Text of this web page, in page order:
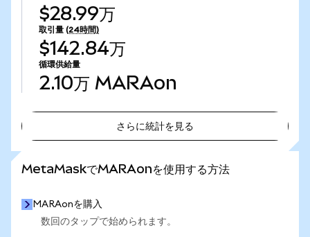
$28.99万
取引量 (24時間)
$142.84万
循環供給量
2.10万 MARAon
さらに統計を見る
MetaMaskでMARAonを使用する方法
MARAonを購入
数回のタップで始められます。